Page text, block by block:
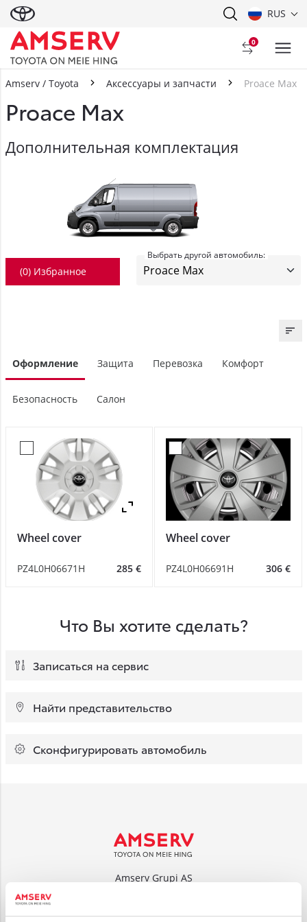
RUS
0
Amserv / Toyota Аксессуары и запчасти Proace Max
Proace Max
Дополнительная комплектация
(0) Избранное
Выбрать другой автомобиль:
Оформление Защита Перевозка Комфорт
Безопасность Салон
Zoom
Wheel cover
PZ4L0H06671H 285 €
Wheel cover
PZ4L0H06691H 306 €
Что Вы хотите сделать?
Записаться на сервис
Найти представительство
Сконфигурировать автомобиль
Amserv Grupi AS